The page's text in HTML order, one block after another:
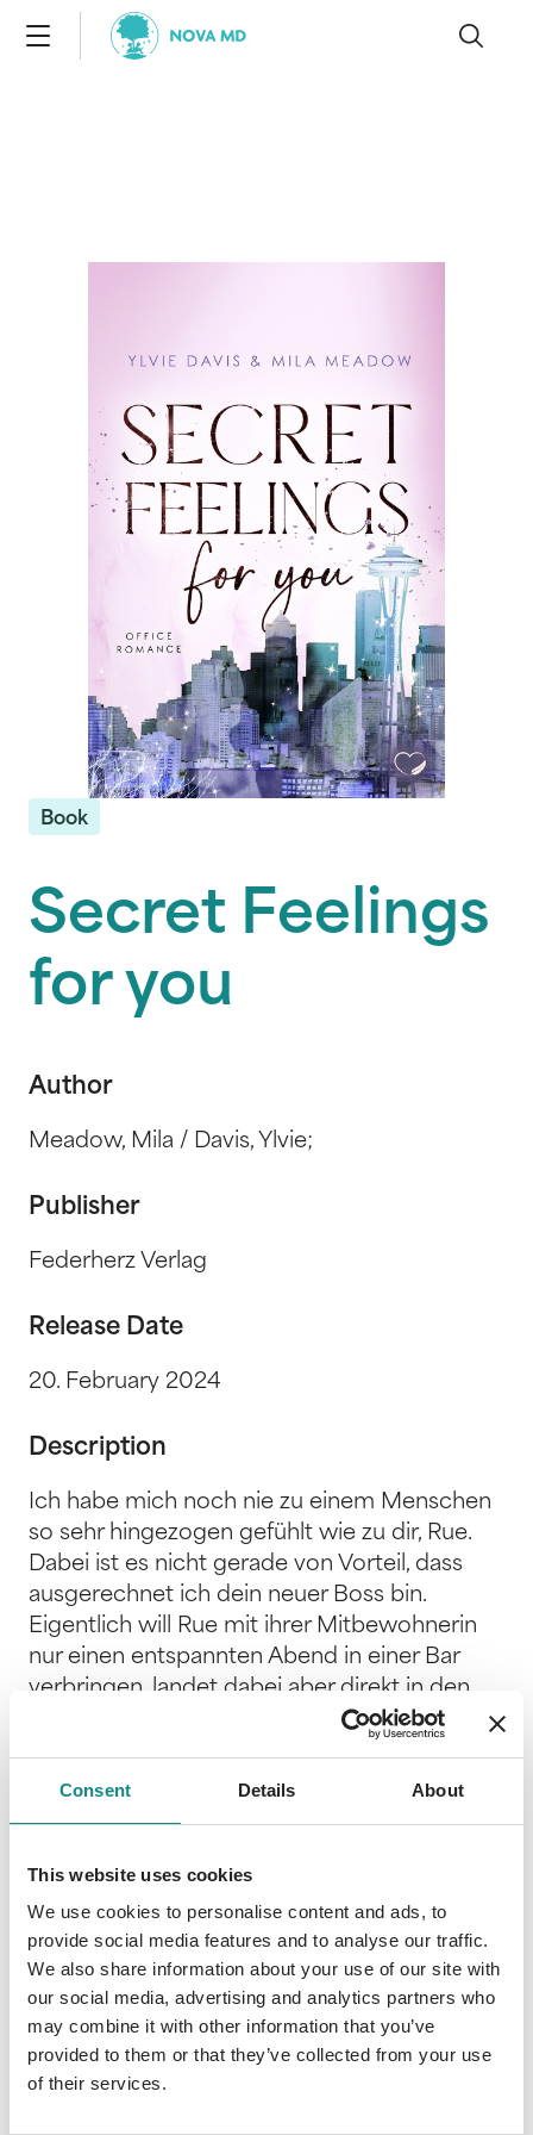
Consent Details About
This website uses cookies
We use cookies to personalise content and ads, to
provide social media features and to analyse our traffic.
We also share information about your use of our site with
our social media, advertising and analytics partners who
may combine it with other information that you’ve
provided to them or that they’ve collected from your use
of their services.
Book
Secret Feelings
for you
Author
Meadow, Mila / Davis, Ylvie;
Publisher
Federherz Verlag
Release Date
20. February 2024
Description
Ich habe mich noch nie zu einem Menschen
so sehr hingezogen gefühlt wie zu dir, Rue.
Dabei ist es nicht gerade von Vorteil, dass
ausgerechnet ich dein neuer Boss bin.
Eigentlich will Rue mit ihrer Mitbewohnerin
nur einen entspannten Abend in einer Bar
verbringen, landet dabei aber direkt in den
starken Armen eines wildfremden Mannes.
wahrscheinlich charmanteste Lächeln
Nachricht fluchtartig seine Wohnung, in dem
sicheren Wissen, ihn nie wiederzusehen. Das
Schicksal aber hat andere Pläne: Wenige
Monate später läuft sie ihrem Fast-One-
Night-Stand erneut über den Weg.
Ausgerechnet im Büro, als sie ihren neuen
Job antritt. Eine zweite Chance scheint
unvorstellbar, obwohl die Anziehung